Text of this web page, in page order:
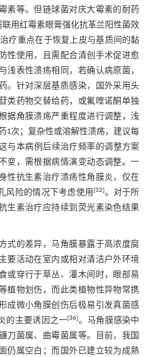
素等。但链球菌对庆大霉素的耐药
联用红霉素眼膏强化抗革兰阳性菌效
疗重点在于恢复上皮与基质间的黏
性使用，且需配合清创手术促进愈
浅表性溃疡相同，若确认病原菌，
。针对深层基质感染，国外采用头
类药物交替给药，或氟喹诺酮单独
据角膜溃疡严重程度进行调整，浅
1次；复杂性或溶解性溃疡，建议每
与本病例后续治疗频率的调整方案
变，需根据病情演变动态调整。一
性抗生素治疗溃疡性角膜炎，仅在
风险的情况下考虑使用[32]。对于所
生素治疗应持续到荧光素染色结果
式的差异，马角膜暴露于高浓度腐
要活动在室内或相对清洁户外环境
或穿行于草丛、灌木间时，眼部易
植物划伤，而此类植物性异物常携
成微小角膜创伤后极易引发真菌感
的主要诱因之一[36]。马角膜感染中
刀菌属、曲霉菌属等。目前，我国
仍属空白；而国外已建立较为成熟